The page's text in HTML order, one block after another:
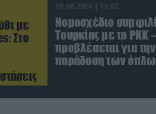
με
Στο
09.08.2026 | 15:02
Νομοσχέδιο
Τουρκίας με το ΡΚΚ
προβλέπεται για την
παράδοση των